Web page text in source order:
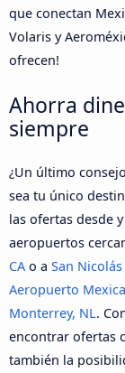
que conectan
Volaris y
ofrecen!
Ahorra
siempre
¿Un último
sea tu único
las ofertas desde
aeropuertos
CA o a San
Aeropuerto
Monterrey, NL.
encontrar ofertas
también la